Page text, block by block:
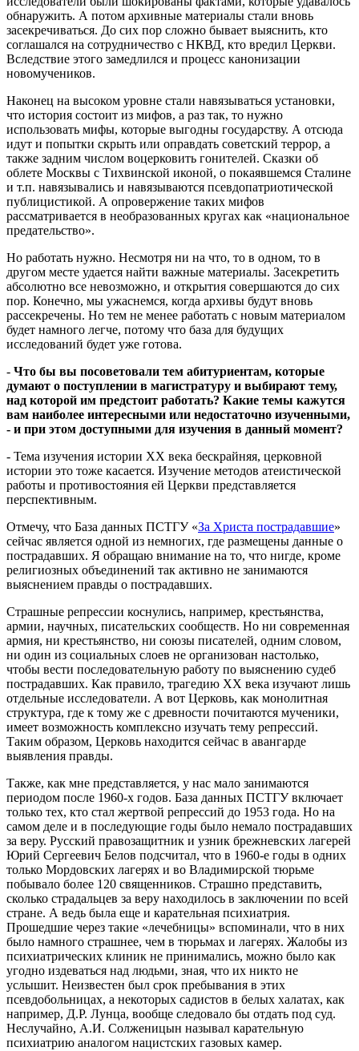
обнаружить. А потом архивные материалы стали вновь
засекречиваться. До сих пор сложно бывает выяснить, кто
соглашался на сотрудничество с НКВД, кто вредил Церкви.
Вследствие этого замедлился и процесс канонизации
новомучеников.
Наконец на высоком уровне стали навязываться установки,
что история состоит из мифов, а раз так, то нужно
использовать мифы, которые выгодны государству. А отсюда
идут и попытки скрыть или оправдать советский террор, а
также задним числом воцерковить гонителей. Сказки об
облете Москвы с Тихвинской иконой, о покаявшемся Сталине
и т.п. навязывались и навязываются псевдопатриотической
публицистикой. А опровержение таких мифов
рассматривается в необразованных кругах как «национальное
предательство».
Но работать нужно. Несмотря ни на что, то в одном, то в
другом месте удается найти важные материалы. Засекретить
абсолютно все невозможно, и открытия совершаются до сих
пор. Конечно, мы ужаснемся, когда архивы будут вновь
рассекречены. Но тем не менее работать с новым материалом
будет намного легче, потому что база для будущих
исследований будет уже готова.
- Что бы вы посоветовали тем абитуриентам, которые
думают о поступлении в магистратуру и выбирают тему,
над которой им предстоит работать? Какие темы кажутся
вам наиболее интересными или недостаточно изученными,
- и при этом доступными для изучения в данный момент?
- Тема изучения истории ХХ века бескрайняя, церковной
истории это тоже касается. Изучение методов атеистической
работы и противостояния ей Церкви представляется
перспективным.
Отмечу, что База данных ПСТГУ «За Христа пострадавшие»
сейчас является одной из немногих, где размещены данные о
пострадавших. Я обращаю внимание на то, что нигде, кроме
религиозных объединений так активно не занимаются
выяснением правды о пострадавших.
Страшные репрессии коснулись, например, крестьянства,
армии, научных, писательских сообществ. Но ни современная
армия, ни крестьянство, ни союзы писателей, одним словом,
ни один из социальных слоев не организован настолько,
чтобы вести последовательную работу по выяснению судеб
пострадавших. Как правило, трагедию ХХ века изучают лишь
отдельные исследователи. А вот Церковь, как монолитная
структура, где к тому же с древности почитаются мученики,
имеет возможность комплексно изучать тему репрессий.
Таким образом, Церковь находится сейчас в авангарде
выявления правды.
Также, как мне представляется, у нас мало занимаются
периодом после 1960-х годов. База данных ПСТГУ включает
только тех, кто стал жертвой репрессий до 1953 года. Но на
самом деле и в последующие годы было немало пострадавших
за веру. Русский правозащитник и узник брежневских лагерей
Юрий Сергеевич Белов подсчитал, что в 1960-е годы в одних
только Мордовских лагерях и во Владимирской тюрьме
побывало более 120 священников. Страшно представить,
сколько страдальцев за веру находилось в заключении по всей
стране. А ведь была еще и карательная психиатрия.
Прошедшие через такие «лечебницы» вспоминали, что в них
было намного страшнее, чем в тюрьмах и лагерях. Жалобы из
психиатрических клиник не принимались, можно было как
угодно издеваться над людьми, зная, что их никто не
услышит. Неизвестен был срок пребывания в этих
псевдобольницах, а некоторых садистов в белых халатах, как
например, Д.Р. Лунца, вообще следовало бы отдать под суд.
Неслучайно, А.И. Солженицын называл карательную
психиатрию аналогом нацистских газовых камер.